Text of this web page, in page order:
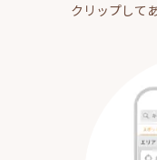
クリップして